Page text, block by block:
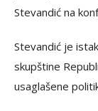
Stevandić na
Stevandić je
skupštine
usaglašene